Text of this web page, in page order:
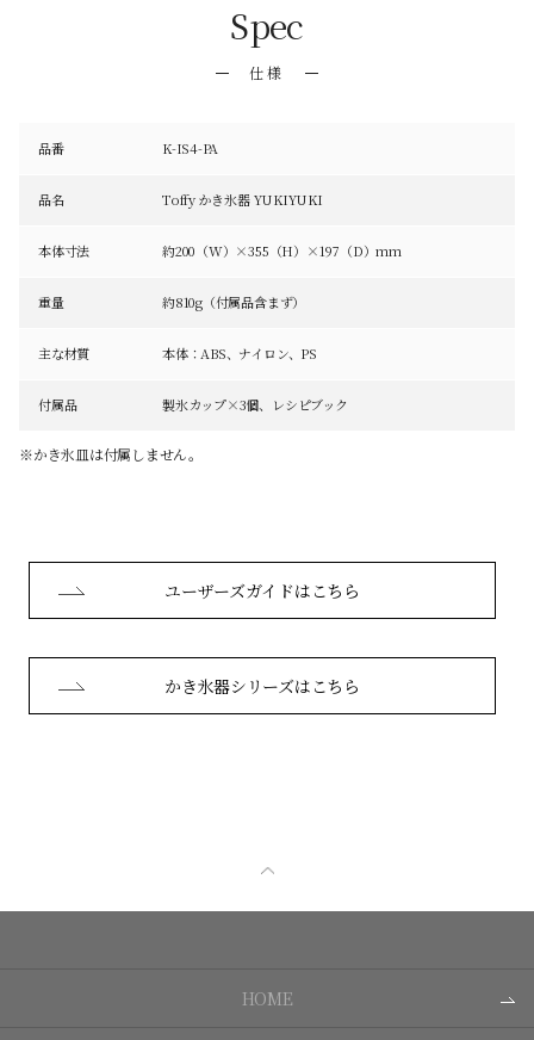
Spec
仕様
品番 K-IS4-PA
品名 Toffy かき氷器 YUKIYUKI
本体寸法 約200（W）×355（H）×197（D）mm
重量 約810g（付属品含まず）
主な材質 本体：ABS、ナイロン、PS
付属品 製氷カップ×3個、レシピブック
※かき氷皿は付属しません。
ユーザーズガイドはこちら
かき氷器シリーズはこちら
HOME